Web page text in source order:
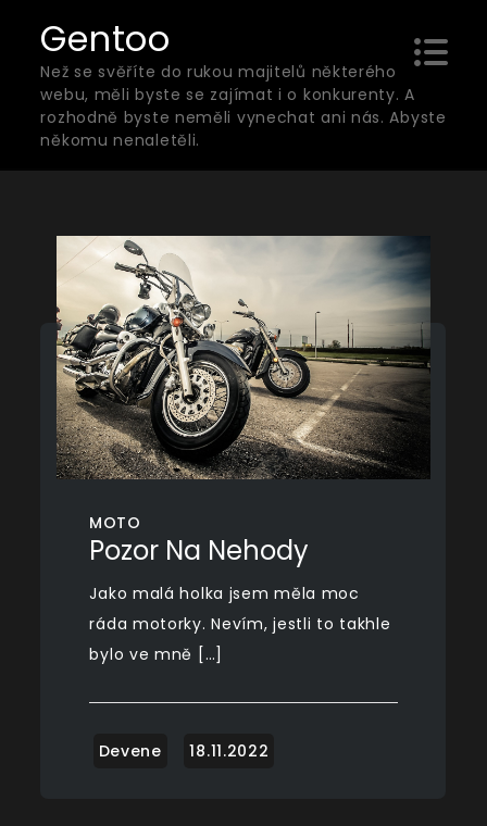
content
Gentoo
Než se svěříte do rukou majitelů některého
webu, měli byste se zajímat i o konkurenty. A
rozhodně byste neměli vynechat ani nás. Abyste
někomu nenaletěli.
MOTO
Pozor Na Nehody
Jako malá holka jsem měla moc
ráda motorky. Nevím, jestli to takhle
bylo ve mně […]